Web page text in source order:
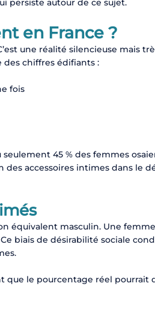
persiste autour de ce sujet.
en France ?
une réalité silencieuse mais
des chiffres édifiants :
fois
45 % des femmes
des accessoires intimes dans le
équivalent masculin. Une
biais de désirabilité sociale
que le pourcentage réel pourrait